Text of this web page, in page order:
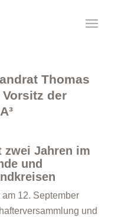
Thomas
der
zwei Jahren im
und
12. September
und